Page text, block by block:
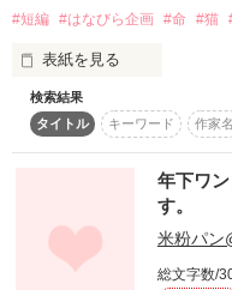
五六　雷斗　（ふのぼり　
Ωちゃんは、大人気α様た
胸キュン・泣きキュン
＼逆ハー♡ラブストーリー
動に翻弄され、自身が【
小説家になろう、カクヨ
#短編 #はなびら企画 #命 #猫
表紙を見る
誰かが死んだって、その
は、何事も無かったのと
何も知らなければ、何も
検索結果
タイトル
キーワード 作家名
年下ワ
す。
米粉パン
総文字数/